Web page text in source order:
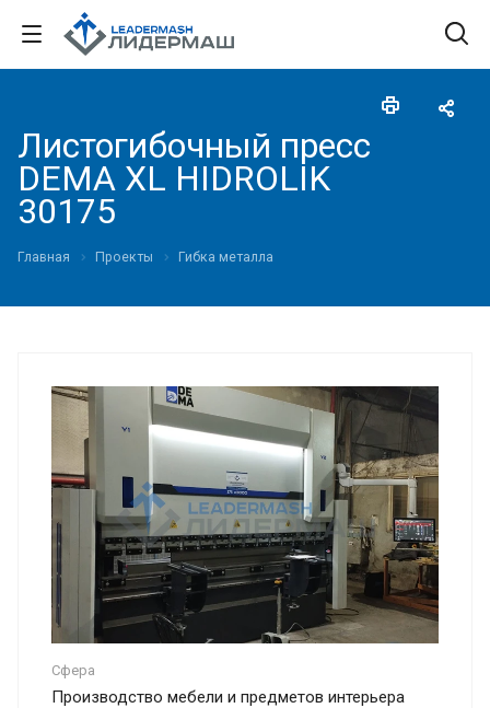
Листогибочный пресс
DEMA XL HIDROLIK
30175
Главная Проекты Гибка металла
Сфера
Производство мебели и предметов интерьера